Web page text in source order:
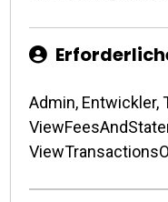
Admin, Entwickler,